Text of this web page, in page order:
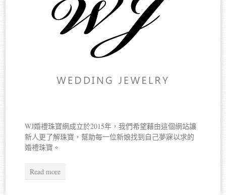
WJ婚禮珠寶網成立於2015年，我們希望藉由這個網站讓
新人更了解珠寶，幫助每一位新娘找到自己夢寐以求的
婚禮珠寶。
Read more